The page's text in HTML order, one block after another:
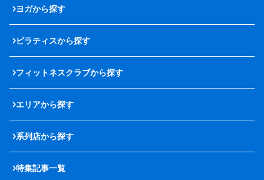
ヨガから探す
ピラティスから探す
フィットネスクラブから探す
エリアから探す
系列店から探す
特集記事一覧